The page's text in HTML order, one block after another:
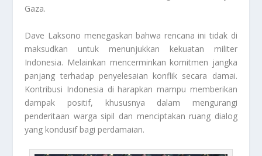
Gaza.
Dave Laksono menegaskan bahwa rencana ini tidak di
maksudkan untuk menunjukkan kekuatan militer
Indonesia. Melainkan mencerminkan komitmen jangka
panjang terhadap penyelesaian konflik secara damai.
Kontribusi Indonesia di harapkan mampu memberikan
dampak positif, khususnya dalam mengurangi
penderitaan warga sipil dan menciptakan ruang dialog
yang kondusif bagi perdamaian.